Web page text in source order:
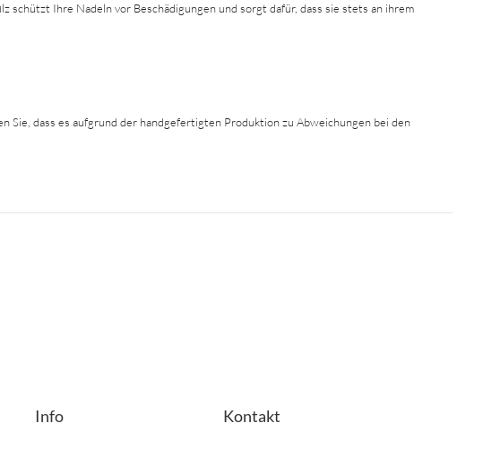
Ihre Nadeln vor Beschädigungen und sorgt dafür, dass sie stets an ihrem
Sie, dass es aufgrund der handgefertigten Produktion zu Abweichungen bei den
Info Kontakt